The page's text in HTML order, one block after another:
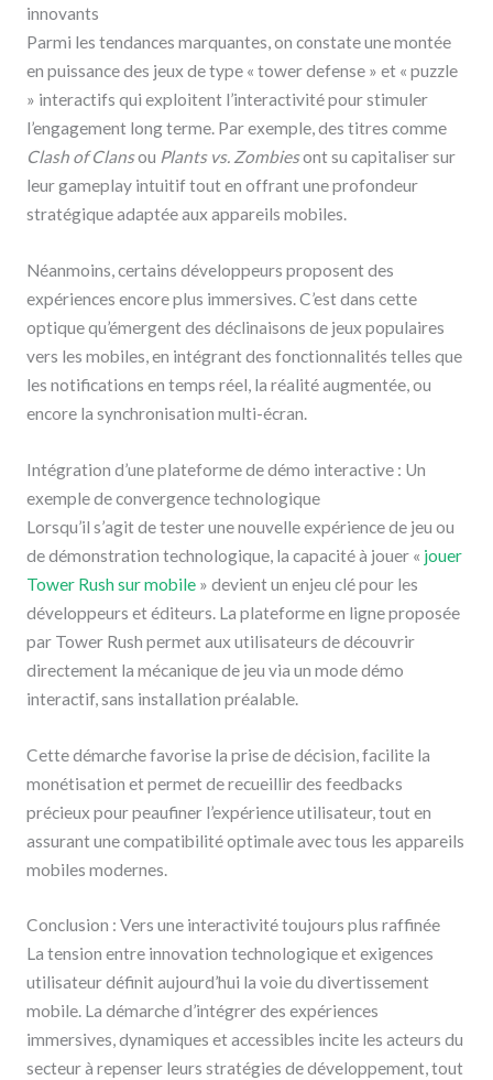
innovants
Parmi les tendances marquantes, on constate une montée
en puissance des jeux de type « tower defense » et « puzzle
» interactifs qui exploitent l’interactivité pour stimuler
l’engagement long terme. Par exemple, des titres comme
Clash of Clansou Plants vs. Zombiesont su capitaliser sur
leur gameplay intuitif tout en offrant une profondeur
stratégique adaptée aux appareils mobiles.
Néanmoins, certains développeurs proposent des
expériences encore plus immersives. C’est dans cette
optique qu’émergent des déclinaisons de jeux populaires
vers les mobiles, en intégrant des fonctionnalités telles que
les notifications en temps réel, la réalité augmentée, ou
encore la synchronisation multi-écran.
Intégration d’une plateforme de démo interactive : Un
exemple de convergence technologique
Lorsqu’il s’agit de tester une nouvelle expérience de jeu ou
de démonstration technologique, la capacité à jouer « jouer
Tower Rush sur mobile» devient un enjeu clé pour les
développeurs et éditeurs. La plateforme en ligne proposée
par Tower Rush permet aux utilisateurs de découvrir
directement la mécanique de jeu via un mode démo
interactif, sans installation préalable.
Cette démarche favorise la prise de décision, facilite la
monétisation et permet de recueillir des feedbacks
précieux pour peaufiner l’expérience utilisateur, tout en
assurant une compatibilité optimale avec tous les appareils
mobiles modernes.
Conclusion : Vers une interactivité toujours plus raffinée
La tension entre innovation technologique et exigences
utilisateur définit aujourd’hui la voie du divertissement
mobile. La démarche d’intégrer des expériences
immersives, dynamiques et accessibles incite les acteurs du
secteur à repenser leurs stratégies de développement, tout